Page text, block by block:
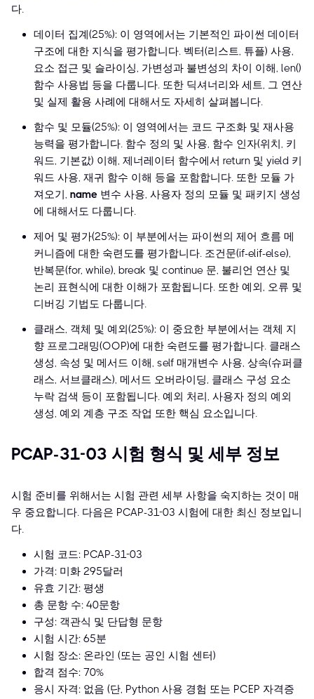
다.
데이터 집계(25%): 이 영역에서는 기본적인 파이썬 데이터
구조에 대한 지식을 평가합니다. 벡터(리스트, 튜플) 사용,
요소 접근 및 슬라이싱, 가변성과 불변성의 차이 이해, len()
함수 사용법 등을 다룹니다. 또한 딕셔너리와 세트, 그 연산
및 실제 활용 사례에 대해서도 자세히 살펴봅니다.
함수 및 모듈(25%): 이 영역에서는 코드 구조화 및 재사용
능력을 평가합니다. 함수 정의 및 사용, 함수 인자(위치, 키
워드, 기본값) 이해, 제너레이터 함수에서 return 및 yield 키
워드 사용, 재귀 함수 이해 등을 포함합니다. 또한 모듈 가
져오기, name 변수 사용, 사용자 정의 모듈 및 패키지 생성
에 대해서도 다룹니다.
제어 및 평가(25%): 이 부분에서는 파이썬의 제어 흐름 메
커니즘에 대한 숙련도를 평가합니다. 조건문(if-elif-else),
반복문(for, while), break 및 continue 문, 불리언 연산 및
논리 표현식에 대한 이해가 포함됩니다. 또한 예외, 오류 및
디버깅 기법도 다룹니다.
클래스, 객체 및 예외(25%): 이 중요한 부분에서는 객체 지
향 프로그래밍(OOP)에 대한 숙련도를 평가합니다. 클래스
생성, 속성 및 메서드 이해, self 매개변수 사용, 상속(슈퍼클
래스, 서브클래스), 메서드 오버라이딩, 클래스 구성 요소
누락 검색 등이 포함됩니다. 예외 처리, 사용자 정의 예외
생성, 예외 계층 구조 작업 또한 핵심 요소입니다.
PCAP-31-03 시험 형식 및 세부 정보
시험 준비를 위해서는 시험 관련 세부 사항을 숙지하는 것이 매
우 중요합니다. 다음은 PCAP-31-03 시험에 대한 최신 정보입니
다.
시험 코드: PCAP-31-03
가격: 미화 295달러
유효 기간: 평생
총 문항 수: 40문항
구성: 객관식 및 단답형 문항
시험 시간: 65분
시험 장소: 온라인 (또는 공인 시험 센터)
합격 점수: 70%
응시 자격: 없음 (단, Python 사용 경험 또는 PCEP 자격증